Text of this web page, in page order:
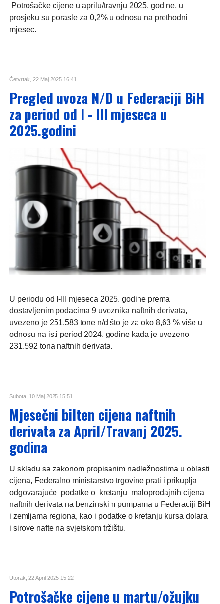
Potrošačke cijene u aprilu/travnju 2025. godine, u
prosjeku su porasle za 0,2% u odnosu na prethodni
mjesec.
Četvrtak, 22 Maj 2025 16:41
Pregled uvoza N/D u Federaciji BiH
za period od I - III mjeseca u
2025.godini
U periodu od I-III mjeseca 2025. godine prema
dostavljenim podacima 9 uvoznika naftnih derivata,
uvezeno je 251.583 tone n/d što je za oko 8,63 % više u
odnosu na isti period 2024. godine kada je uvezeno
231.592 tona naftnih derivata.
Subota, 10 Maj 2025 15:51
Mjesečni bilten cijena naftnih
derivata za April/Travanj 2025.
godina
U skladu sa zakonom propisanim nadležnostima u oblasti
cijena, Federalno ministarstvo trgovine prati i prikuplja
odgovarajuće podatke o kretanju maloprodajnih cijena
naftnih derivata na benzinskim pumpama u Federaciji BiH
i zemljama regiona, kao i podatke o kretanju kursa dolara
i sirove nafte na svjetskom tržištu.
Utorak, 22 April 2025 15:22
Potrošačke cijene u martu/ožujku